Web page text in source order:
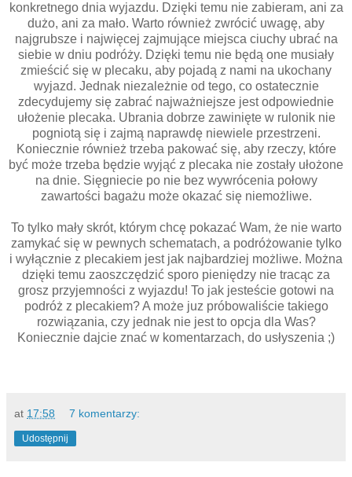
konkretnego dnia wyjazdu. Dzięki temu nie zabieram, ani za
dużo, ani za mało. Warto również zwrócić uwagę, aby
najgrubsze i najwięcej zajmujące miejsca ciuchy ubrać na
siebie w dniu podróży. Dzięki temu nie będą one musiały
zmieścić się w plecaku, aby pojadą z nami na ukochany
wyjazd. Jednak niezależnie od tego, co ostatecznie
zdecydujemy się zabrać najważniejsze jest odpowiednie
ułożenie plecaka. Ubrania dobrze zawinięte w rulonik nie
pogniotą się i zajmą naprawdę niewiele przestrzeni.
Koniecznie również trzeba pakować się, aby rzeczy, które
być może trzeba będzie wyjąć z plecaka nie zostały ułożone
na dnie. Sięgniecie po nie bez wywrócenia połowy
zawartości bagażu może okazać się niemożliwe.
To tylko mały skrót, którym chcę pokazać Wam, że nie warto
zamykać się w pewnych schematach, a podróżowanie tylko
i wyłącznie z plecakiem jest jak najbardziej możliwe. Można
dzięki temu zaoszczędzić sporo pieniędzy nie tracąc za
grosz przyjemności z wyjazdu! To jak jesteście gotowi na
podróż z plecakiem? A może juz próbowaliście takiego
rozwiązania, czy jednak nie jest to opcja dla Was?
Koniecznie dajcie znać w komentarzach, do usłyszenia ;)
at 17:58 7 komentarzy:
Udostępnij